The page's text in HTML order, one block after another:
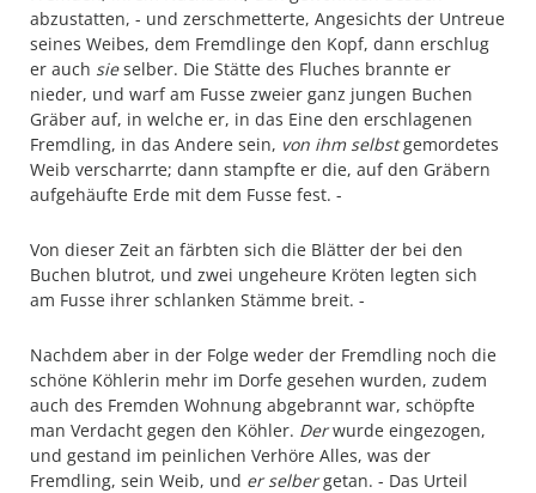
abzustatten, - und zerschmetterte, Angesichts der Untreue
seines Weibes, dem Fremdlinge den Kopf, dann erschlug
er auch sieselber. Die Stätte des Fluches brannte er
nieder, und warf am Fusse zweier ganz jungen Buchen
Gräber auf, in welche er, in das Eine den erschlagenen
Fremdling, in das Andere sein, von ihm selbstgemordetes
Weib verscharrte; dann stampfte er die, auf den Gräbern
aufgehäufte Erde mit dem Fusse fest. -
Von dieser Zeit an färbten sich die Blätter der bei den
Buchen blutrot, und zwei ungeheure Kröten legten sich
am Fusse ihrer schlanken Stämme breit. -
Nachdem aber in der Folge weder der Fremdling noch die
schöne Köh­lerin mehr im Dorfe gesehen wurden, zudem
auch des Fremden Wohnung abgebrannt war, schöpfte
man Verdacht gegen den Köhler. Derwurde eingezogen,
und gestand im peinlichen Verhöre Alles, was der
Fremdling, sein Weib, und er selbergetan. - Das Urteil